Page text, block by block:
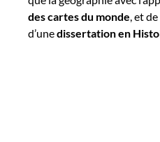
des cartes du monde , et
d’unedissertation en